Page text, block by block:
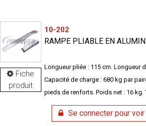
Fiche
produit
10-202
RAMPE PLIABLE EN
Longueur pliée : 115 cm. Longueur
Capacité de charge : 680 kg par
pieds de renforts. Poids net : 16 kg.
Se connecter pour